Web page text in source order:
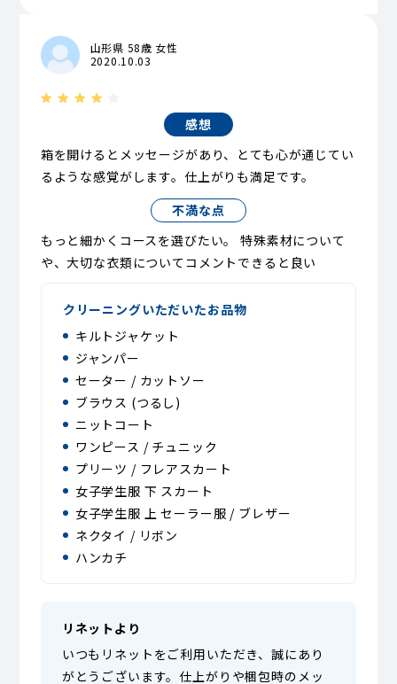
山形県 58歳 女性
2020.10.03
感想
箱を開けるとメッセージがあり、とても心が通じてい
るような感覚がします。仕上がりも満足です。
不満な点
もっと細かくコースを選びたい。 特殊素材について
や、大切な衣類についてコメントできると良い
クリーニングいただいたお品物
キルトジャケット
ジャンパー
セーター / カットソー
ブラウス (つるし)
ニットコート
ワンピース / チュニック
プリーツ / フレアスカート
女子学生服 下 スカート
女子学生服 上 セーラー服 / ブレザー
ネクタイ / リボン
ハンカチ
リネットより
いつもリネットをご利用いただき、誠にあり
がとうございます。仕上がりや梱包時のメッ